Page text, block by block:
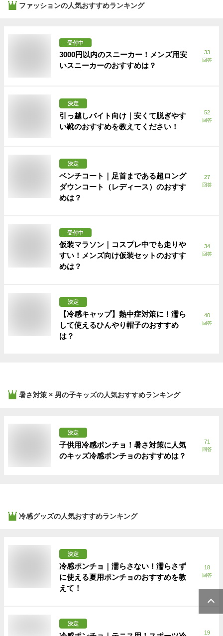
ファッションの人気おすすめランキング
受付中
3000円以内のスニーカー！メンズ用安
いスニーカーのおすすめは？
33
回答
決定
引っ越しバイト向け｜安くて脱ぎやす
い靴のおすすめを教えてください！
52
回答
決定
ベンチコート｜足首まである超ロング
ダウンコート（レディース）のおすす
めは？
27
回答
受付中
仮装マラソン｜コスプレ中でも走りや
すい！メンズ向け仮装セットのおすす
めは？
34
回答
決定
【冷感キャップ】熱中症対策に！濡ら
して使えるひんやり帽子のおすすめ
は？
40
回答
暑さ対策 × 男の子キッズの人気おすすめランキング
決定
子供用冷感ポンチョ！暑さ対策に人気
のキッズ冷感ポンチョのおすすめは？
71
回答
冷感グッズの人気おすすめランキング
決定
冷感ポンチョ｜濡らさない！濡らさず
に使える夏用ポンチョのおすすめを教
えて！
18
回答
決定
19